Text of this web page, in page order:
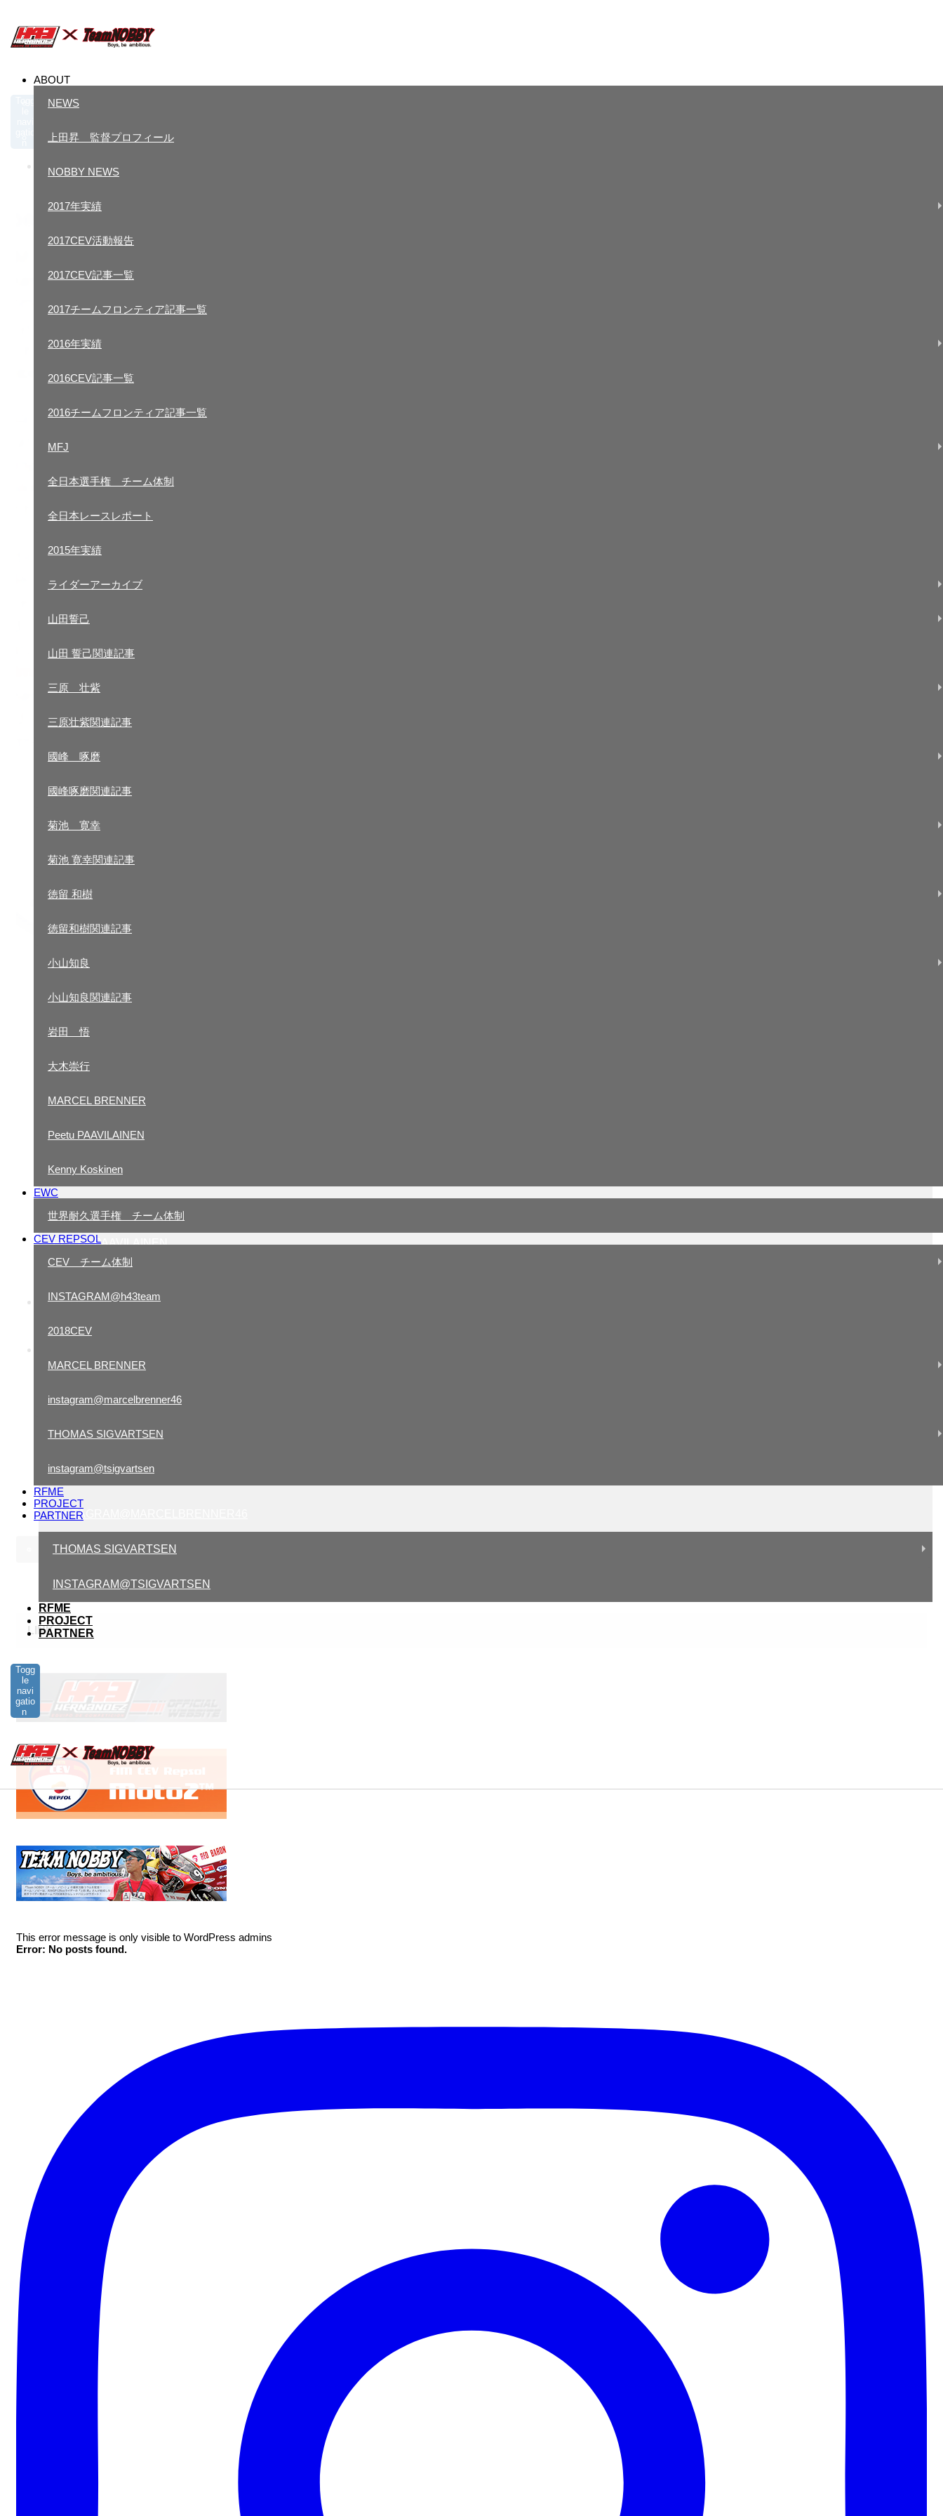
ABOUT
全日本レースレポート
2015年実績
ライダーアーカイブ
山田誓己
山田 誓己関連記事
三原 壮紫
三原壮紫関連記事
國峰 啄磨
國峰啄磨関連記事
菊池 寛幸
菊池 寛幸関連記事
徳留 和樹
徳留和樹関連記事
小山知良
小山知良関連記事
岩田 悟
大木崇行
MARCEL BRENNER
PEETU PAAVILAINEN
EWC
世界耐久選手権 チーム体制
CEV チーム体制
INSTAGRAM@H43TEAM
INSTAGRAM@MARCELBRENNER46
THOMAS SIGVARTSEN
INSTAGRAM@TSIGVARTSEN
RFME
PROJECT
PARTNER
Togg
le
navi
gatio
n
ABOUT
NEWS
上田昇 監督プロフィール
NOBBY NEWS
2017年実績
2017CEV活動報告
2017CEV記事一覧
2017チームフロンティア記事一覧
2016年実績
2016CEV記事一覧
2016チームフロンティア記事一覧
MFJ
全日本選手権 チーム体制
全日本レースレポート
2015年実績
ライダーアーカイブ
山田誓己
山田 誓己関連記事
三原 壮紫
三原壮紫関連記事
國峰 啄磨
國峰啄磨関連記事
菊池 寛幸
菊池 寛幸関連記事
徳留 和樹
徳留和樹関連記事
小山知良
小山知良関連記事
岩田 悟
大木崇行
MARCEL BRENNER
Peetu PAAVILAINEN
Kenny Koskinen
EWC
世界耐久選手権 チーム体制
CEV REPSOL
CEV チーム体制
INSTAGRAM@h43team
2018CEV
MARCEL BRENNER
instagram@marcelbrenner46
THOMAS SIGVARTSEN
instagram@tsigvartsen
RFME
PROJECT
PARTNER
過去の記事一覧
2016.12.26
http://www.fimcevrepsol.com/es/c…
2 3
LINK
This error message is only visible to WordPress admins
Error: No posts found.